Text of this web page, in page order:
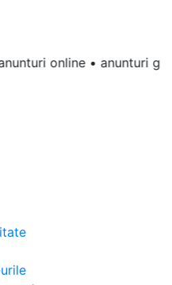
online • anunturi